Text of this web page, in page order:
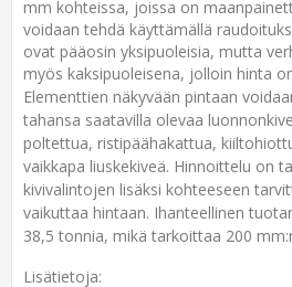
mm kohteissa, joissa on
voidaan tehdä käyttämällä
ovat pääosin yksipuoleisia, mutta
myös kaksipuoleisena, jolloin hinta
Elementtien näkyvään pintaan
tahansa saatavilla olevaa
poltettua, ristipäähakattua,
vaikkapa liuskekiveä. Hinnoittelu on
kivivalintojen lisäksi kohteeseen
vaikuttaa hintaan. Ihanteellinen
38,5 tonnia, mikä tarkoittaa 200
Lisätietoja: